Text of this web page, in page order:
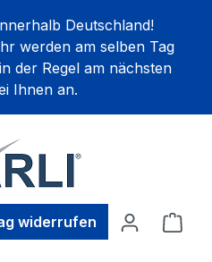
Deutschland!
werden am selben Tag
der Regel am nächsten
Ihnen an.
widerrufen